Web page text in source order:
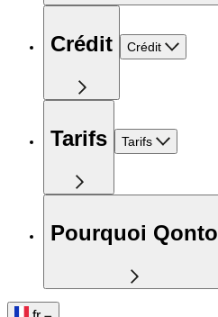
Crédit Crédit
Tarifs Tarifs
Pourquoi Qonto